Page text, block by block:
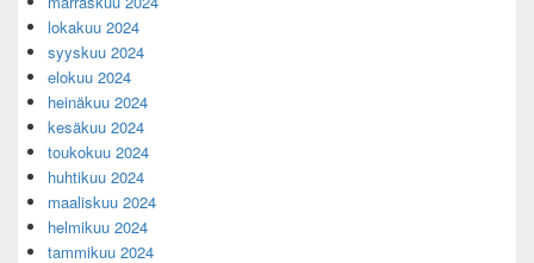
lokakuu 2024
syyskuu 2024
elokuu 2024
heinäkuu 2024
kesäkuu 2024
toukokuu 2024
huhtikuu 2024
maaliskuu 2024
helmikuu 2024
tammikuu 2024